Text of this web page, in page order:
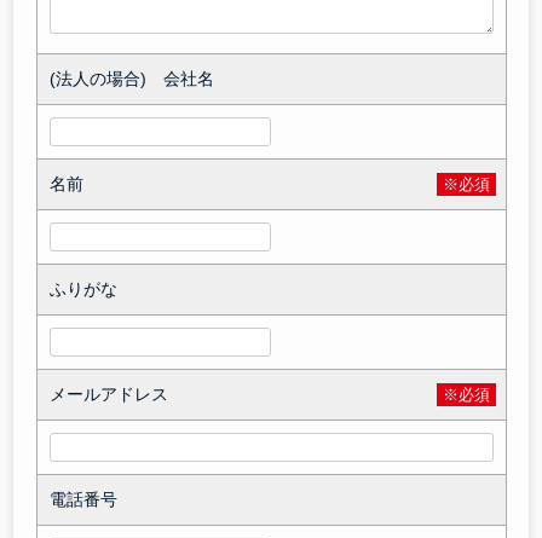
(法人の場合) 会社名
名前 ※必須
ふりがな
メールアドレス ※必須
電話番号